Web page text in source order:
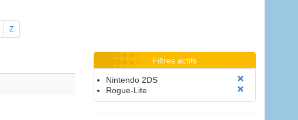
Z
Filtres actifs
Nintendo 2DS
Rogue-Lite